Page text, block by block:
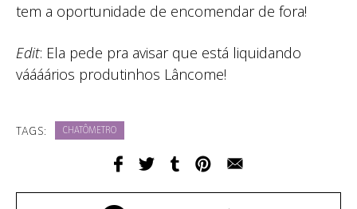
tem a oportunidade de encomendar de fora!
Edit: Ela pede pra avisar que está liquidando
váááários produtinhos Lâncome!
TAGS: CHATÔMETRO